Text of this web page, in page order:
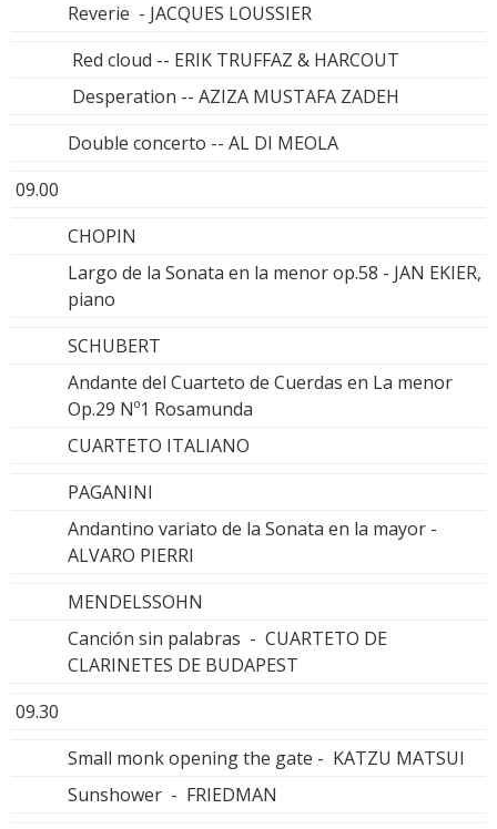
Reverie - JACQUES LOUSSIER
Red cloud -- ERIK TRUFFAZ & HARCOUT
Desperation -- AZIZA MUSTAFA ZADEH
Double concerto -- AL DI MEOLA
09.00
CHOPIN
Largo de la Sonata en la menor op.58 - JAN EKIER,
piano
SCHUBERT
Andante del Cuarteto de Cuerdas en La menor
Op.29 Nº1 Rosamunda
CUARTETO ITALIANO
PAGANINI
Andantino variato de la Sonata en la mayor -
ALVARO PIERRI
MENDELSSOHN
Canción sin palabras - CUARTETO DE
CLARINETES DE BUDAPEST
09.30
Small monk opening the gate - KATZU MATSUI
Sunshower - FRIEDMAN